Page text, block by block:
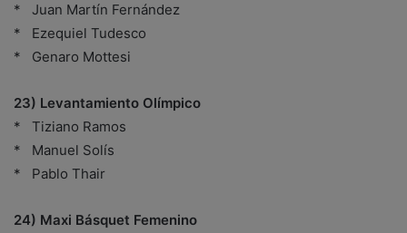
* Juan Martín Fernández
* Ezequiel Tudesco
* Genaro Mottesi
23) Levantamiento Olímpico
* Tiziano Ramos
* Manuel Solís
* Pablo Thair
24) Maxi Básquet Femenino